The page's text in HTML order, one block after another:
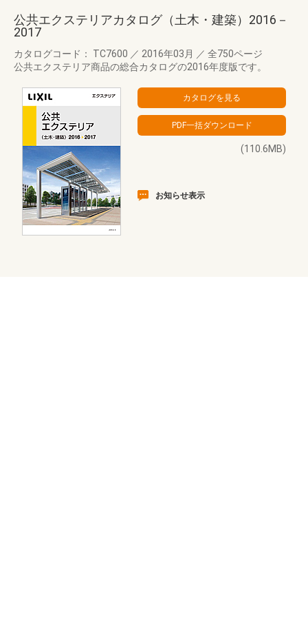
公共エクステリアカタログ（土木・建築）2016－
2017
カタログコード： TC7600 ／ 2016年03月 ／ 全750ページ
公共エクステリア商品の総合カタログの2016年度版です。
(110.6MB)
お知らせ表示